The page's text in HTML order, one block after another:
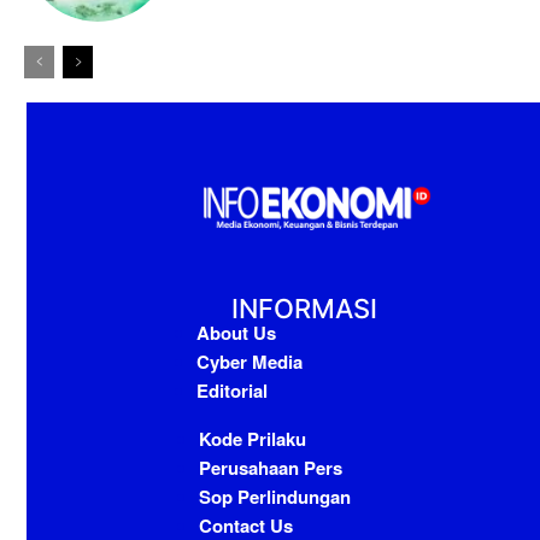
INFORMASI
About Us
Cyber Media
Editorial
Kode Prilaku
Perusahaan Pers
Sop Perlindungan
Contact Us